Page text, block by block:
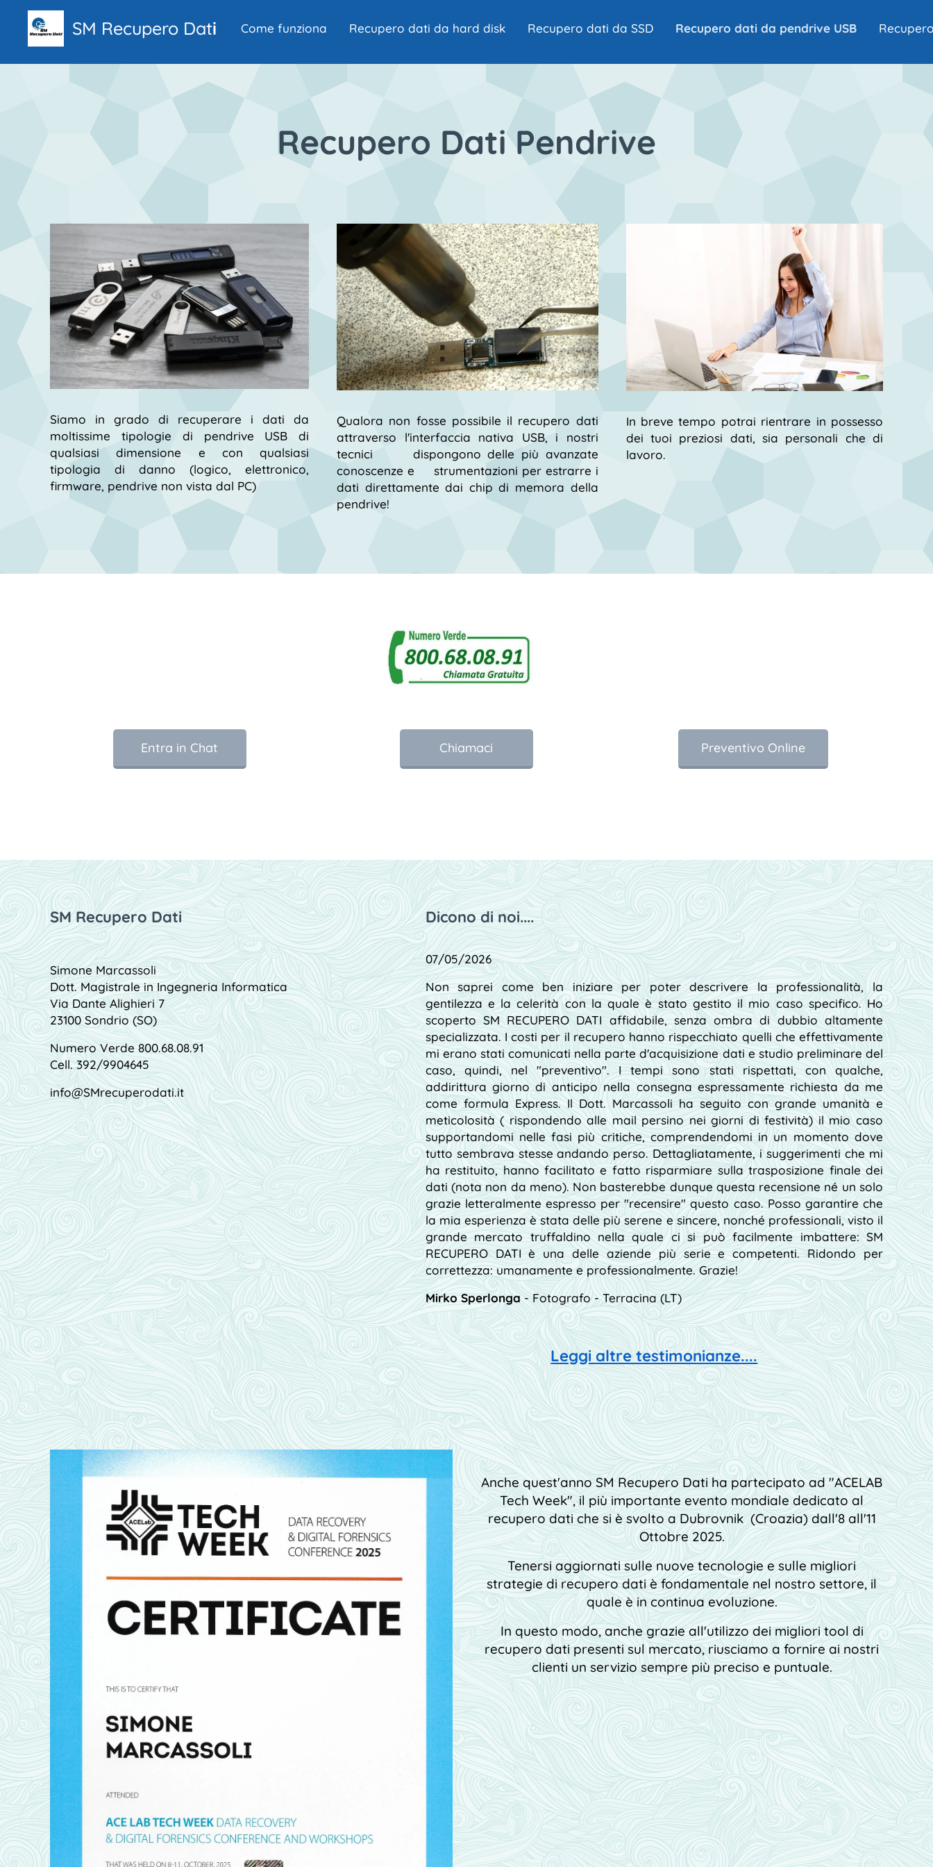
SM Recupero Dati Come funziona Recupero dati da hard disk Recupero dati da SSD Recupero dati da pendrive USB
Recupero Dati Pendrive
Siamo in grado di recuperare i dati da
moltissime tipologie di pendrive USB di
qualsiasi dimensione e con qualsiasi
tipologia di danno (logico, elettronico,
firmware, pendrive non vista dal PC)
Qualora non fosse possibile il recupero dati
attraverso l'interfaccia nativa USB, i nostri
tecnici dispongono delle più avanzate
conoscenze e strumentazioni per estrarre i
dati direttamente dai chip di memora della
pendrive!
In breve tempo potrai rientrare in possesso
dei tuoi preziosi dati, sia personali che di
lavoro.
Entra in Chat Chiamaci Preventivo Online
SM Recupero Dati
Simone Marcassoli
Dott. Magistrale in Ingegneria Informatica
Via Dante Alighieri 7
23100 Sondrio (SO)
Numero Verde 800.68.08.91
Cell. 392/9904645
info@SMrecuperodati.it
Dicono di noi....
07/05/2026
Non saprei come ben iniziare per poter descrivere la professionalità, la
gentilezza e la celerità con la quale è stato gestito il mio caso specifico. Ho
scoperto SM RECUPERO DATI affidabile, senza ombra di dubbio altamente
specializzata. I costi per il recupero hanno rispecchiato quelli che effettivamente
mi erano stati comunicati nella parte d'acquisizione dati e studio preliminare del
caso, quindi, nel "preventivo". I tempi sono stati rispettati, con qualche,
addirittura giorno di anticipo nella consegna espressamente richiesta da me
come formula Express. Il Dott. Marcassoli ha seguito con grande umanità e
meticolosità ( rispondendo alle mail persino nei giorni di festività) il mio caso
supportandomi nelle fasi più critiche, comprendendomi in un momento dove
tutto sembrava stesse andando perso. Dettagliatamente, i suggerimenti che mi
ha restituito, hanno facilitato e fatto risparmiare sulla trasposizione finale dei
dati (nota non da meno). Non basterebbe dunque questa recensione né un solo
grazie letteralmente espresso per "recensire" questo caso. Posso garantire che
la mia esperienza è stata delle più serene e sincere, nonché professionali, visto il
grande mercato truffaldino nella quale ci si può facilmente imbattere: SM
RECUPERO DATI è una delle aziende più serie e competenti. Ridondo per
correttezza: umanamente e professionalmente. Grazie!
Mirko Sperlonga- Fotografo - Terracina (LT)
Leggi altre testimonianze....
Anche quest'anno SM Recupero Dati ha partecipato ad "ACELAB
Tech Week", il più importante evento mondiale dedicato al
recupero dati che si è svolto a Dubrovnik (Croazia) dall'8 all'11
Ottobre 2025.
Tenersi aggiornati sulle nuove tecnologie e sulle migliori
strategie di recupero dati è fondamentale nel nostro settore, il
quale è in continua evoluzione.
In questo modo, anche grazie all'utilizzo dei migliori tool di
recupero dati presenti sul mercato, riusciamo a fornire ai nostri
clienti un servizio sempre più preciso e puntuale.